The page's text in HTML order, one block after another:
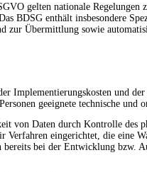
gelten nationale
BDSG enthält insbesondere
zur Übermittlung sowie
Implementierungskosten und
geeignete technische und
von Daten durch Kontrolle des
eingerichtet, die eine
bei der Entwicklung bzw.